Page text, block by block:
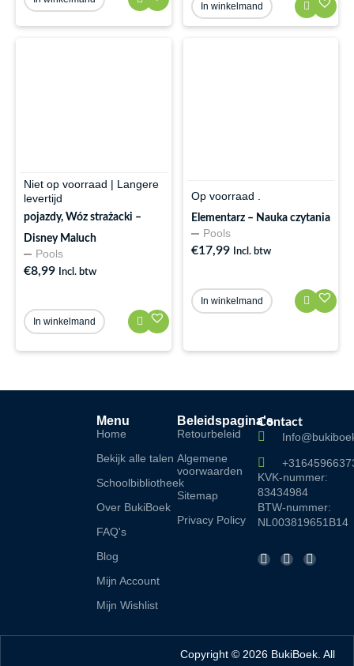
In winkelmand
Niet op voorraad | Langere
levertijd
pojazdy, Wóz strażacki –
Disney Maluch
Pools
€8,99 Incl. btw
In winkelmand
Op voorraad .
Elementarz – Nauka czytania
Pools
€17,99 Incl. btw
In winkelmand
Menu
Home
Bekijk alle talen
Schoolbibliotheek
Over BukiBoek
FAQ's
Blog
Mijn Account
Mijn Wishlist
Beleidspagina's
Retourbeleid
Algemene
voorwaarden
Sitemap
Privacy Policy
Contact
KVK-nummer:
83434984
BTW-nummer:
NL003819651B14
F
k
I
a
L
n
Copyright © 2026 BukiBoek. All